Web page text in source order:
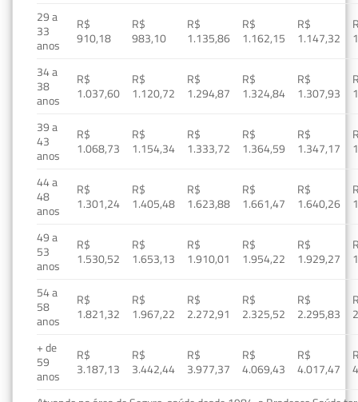
29 a
33
anos
R$
910,18
R$
983,10
R$
1.135,86
R$
1.162,15
R$
1.147,32
34 a
38
anos
R$
1.037,60
R$
1.120,72
R$
1.294,87
R$
1.324,84
R$
1.307,93
39 a
43
anos
R$
1.068,73
R$
1.154,34
R$
1.333,72
R$
1.364,59
R$
1.347,17
44 a
48
anos
R$
1.301,24
R$
1.405,48
R$
1.623,88
R$
1.661,47
R$
1.640,26
49 a
53
anos
R$
1.530,52
R$
1.653,13
R$
1.910,01
R$
1.954,22
R$
1.929,27
54 a
58
anos
R$
1.821,32
R$
1.967,22
R$
2.272,91
R$
2.325,52
R$
2.295,83
+ de
59
anos
R$
3.187,13
R$
3.442,44
R$
3.977,37
R$
4.069,43
R$
4.017,47